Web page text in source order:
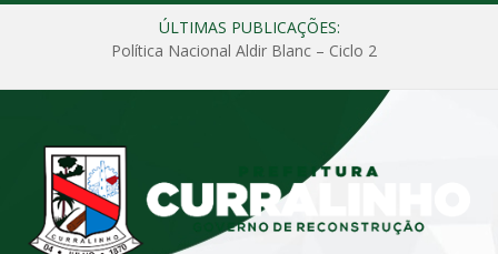
ÚLTIMAS PUBLICAÇÕES:
Política Nacional Aldir Blanc – Ciclo 2